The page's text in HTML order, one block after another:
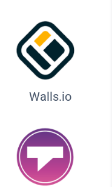
Walls.io